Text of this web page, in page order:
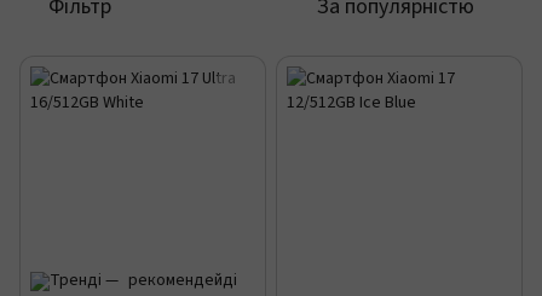
Фільтр За популярністю